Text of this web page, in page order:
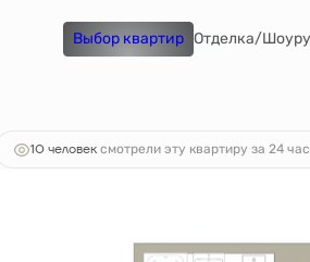
Выбор квартир Отделка/
785 750 руб.Ипотека от 32 999 руб.
10 человек смотрели эту квартиру за 24